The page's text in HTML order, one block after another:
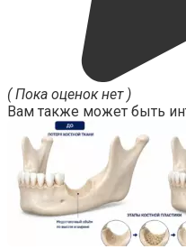
( Пока оценок нет )
Вам также может быть